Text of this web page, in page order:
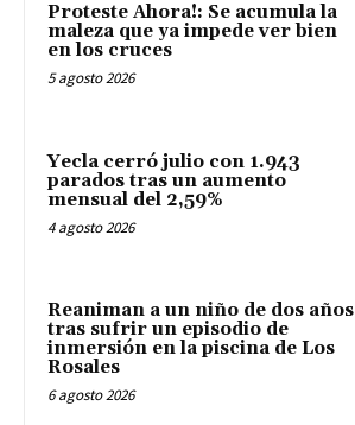
Proteste Ahora!: Se acumula la
maleza que ya impede ver bien
en los cruces
5 agosto 2026
Yecla cerró julio con 1.943
parados tras un aumento
mensual del 2,59%
4 agosto 2026
Reaniman a un niño de dos años
tras sufrir un episodio de
inmersión en la piscina de Los
Rosales
6 agosto 2026